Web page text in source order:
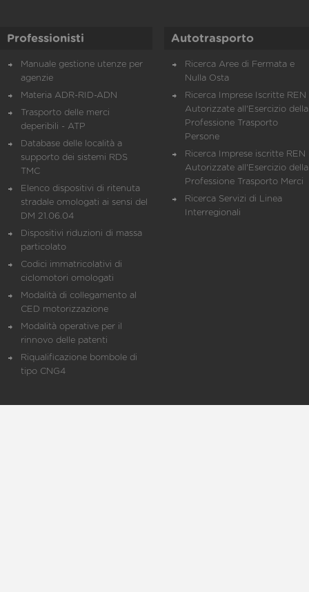
Professionisti
Manuale gestione utenze per
agenzie
Materia ADR-RID-ADN
Trasporto delle merci
deperibili - ATP
Database delle località a
supporto dei sistemi RDS
TMC
Elenco dispositivi di ritenuta
stradale omologati ai sensi del
DM 21.06.04
Dispositivi riduzioni di massa
particolato
Codici immatricolativi di
ciclomotori omologati
Modalità di collegamento al
CED motorizzazione
Modalità operative per il
rinnovo delle patenti
Riqualificazione bombole di
tipo CNG4
Autotrasporto
Ricerca Aree di Fermata e
Nulla Osta
Ricerca Imprese Iscritte REN
Autorizzate all'Esercizio della
Professione Trasporto
Persone
Ricerca Imprese iscritte REN
Autorizzate all'Esercizio della
Professione Trasporto Merci
Ricerca Servizi di Linea
Interregionali